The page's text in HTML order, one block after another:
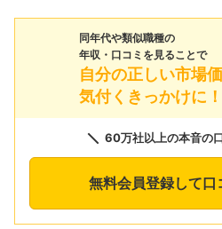
同年代や類似職種の
年収・口コミを見ることで
自分の正しい市場
気付くきっかけに！
60万社以上の本音の
無料会員登録して口